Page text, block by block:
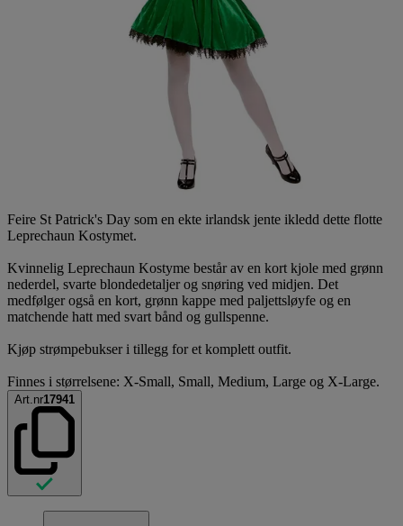
Feire St Patrick's Day som en ekte irlandsk jente ikledd dette flotte
Leprechaun Kostymet.
Kvinnelig Leprechaun Kostyme består av en kort kjole med grønn
nederdel, svarte blondedetaljer og snøring ved midjen. Det
medfølger også en kort, grønn kappe med paljettsløyfe og en
matchende hatt med svart bånd og gullspenne.
Kjøp strømpebukser i tillegg for et komplett outfit.
Finnes i størrelsene: X-Small, Small, Medium, Large og X-Large.
Art.nr17941